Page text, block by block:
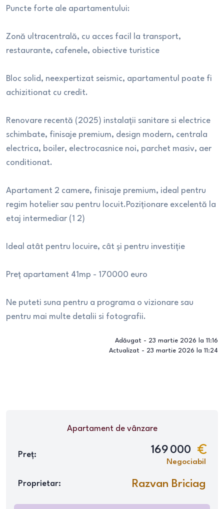
Puncte forte ale apartamentului:
Zonă ultracentrală, cu acces facil la transport,
restaurante, cafenele, obiective turistice
Bloc solid, neexpertizat seismic, apartamentul poate fi
achizitionat cu credit.
Renovare recentă (2025) instalații sanitare si electrice
schimbate, finisaje premium, design modern, centrala
electrica, boiler, electrocasnice noi, parchet masiv, aer
conditionat.
Apartament 2 camere, finisaje premium, ideal pentru
regim hotelier sau pentru locuit.Poziționare excelentă la
etaj intermediar (1 2)
Ideal atât pentru locuire, cât și pentru investiție
Preț apartament 41mp - 170000 euro
Ne puteti suna pentru a programa o vizionare sau
pentru mai multe detalii si fotografii.
Adăugat - 23 martie 2026 la 11:16
Actualizat - 23 martie 2026 la 11:24
Apartamentde vânzare
Preț: 169 000
Negociabil
Proprietar: Razvan Briciag